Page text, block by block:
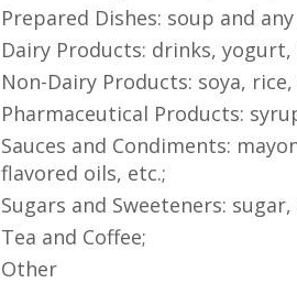
Prepared Dishes: soup and
Dairy Products: drinks,
Non-Dairy Products: soya,
Pharmaceutical Products:
Sauces and Condiments:
flavored oils, etc.;
Sugars and Sweeteners:
Tea and Coffee;
Other